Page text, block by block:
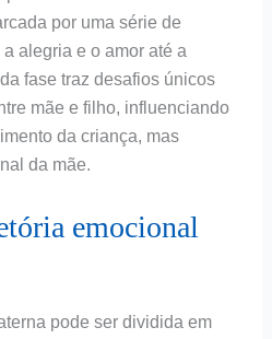
por uma série de
alegria e o amor até a
fase traz desafios únicos
mãe e filho, influenciando
da criança, mas
da mãe.
emocional
pode ser dividida em